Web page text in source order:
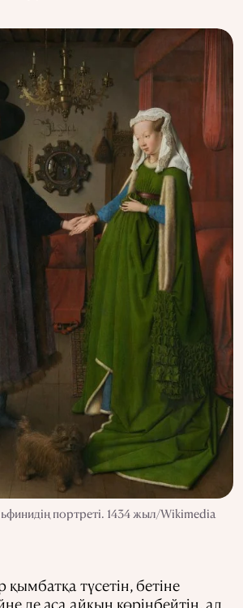
портреті. 1434 жыл/Wikimedia
түсетін, бетіне
де аса айқын көрінбейтін, ал